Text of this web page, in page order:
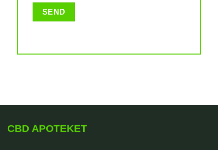
CBD APOTEKET